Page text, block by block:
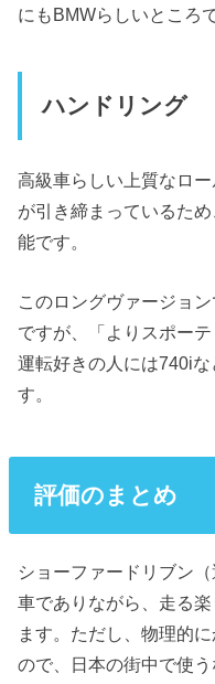
にもBMWらしいところ
ハンドリング
高級車らしい上質なロ
が引き締まっているた
能です。
このロングヴァージョ
ですが、「よりスポー
運転好きの人には740i
す。
評価のまとめ
ショーファードリブン
車でありながら、走る
ます。ただし、物理的
ので、日本の街中で使